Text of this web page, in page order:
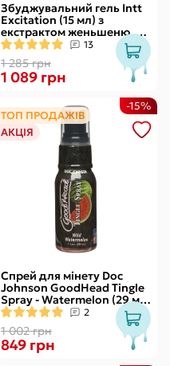
Збуджувальний гель Intt
Excitation (15 мл) з
екстрактом женьшеню, з
ефектом вібрації
13
1 285 грн
1 089 грн
ТОП ПРОДАЖІВ
АКЦІЯ
Спрей для мінету Doc
Johnson GoodHead Tingle
Spray - Watermelon (29 мл)
зі стимулювальним
ефектом
2
1 002 грн
-15%
849 грн